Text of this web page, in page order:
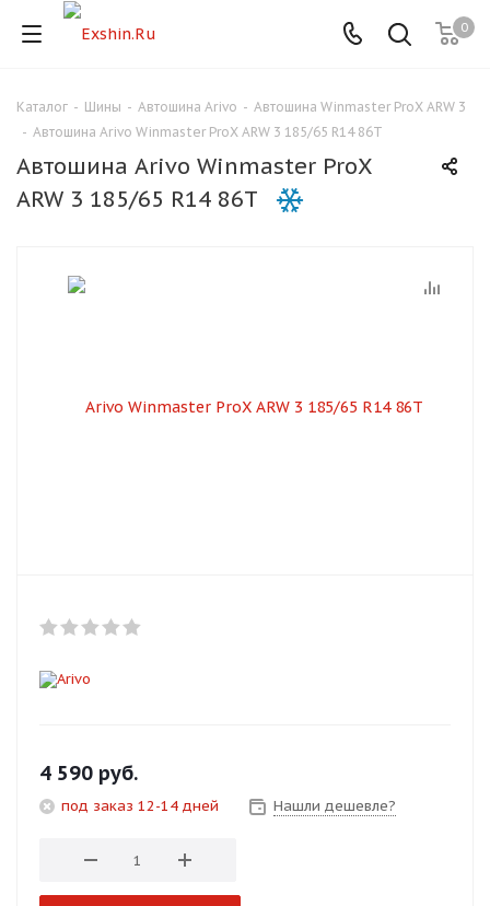
0
Каталог - Шины - Автошина Arivo - Автошина Winmaster ProX ARW 3
- Автошина Arivo Winmaster ProX ARW 3 185/65 R14 86T
Автошина Arivo Winmaster ProX
ARW 3 185/65 R14 86T
4 590 руб.
под заказ 12-14 дней Нашли дешевле?
Для клиентов всех банков
Разбейте
оплатуна части
Оплачивайте сегодня только
Оставшиеся 75
% будут
% каждые 2 недели